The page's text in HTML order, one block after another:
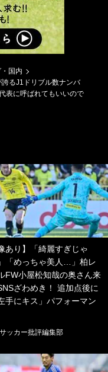
国内
誇るJ1ドリブル数ナンバ
表に呼ばれてもいいので
あり】「綺麗すぎじゃ
「めっちゃ美人…」柏レ
FW小屋松知哉の奥さん来
ざわめき！ 追加点後に
手にキス」パフォーマン
サッカー批評編集部